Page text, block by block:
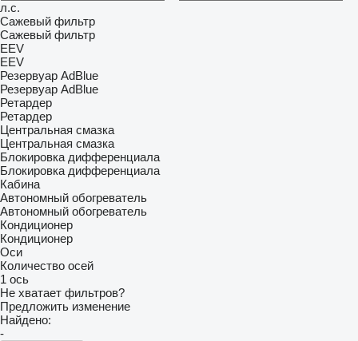
л.с.
Сажевый фильтр
Сажевый фильтр
EEV
EEV
Резервуар AdBlue
Резервуар AdBlue
Ретардер
Ретардер
Центральная смазка
Центральная смазка
Блокировка дифференциала
Блокировка дифференциала
Кабина
Автономный обогреватель
Автономный обогреватель
Кондиционер
Кондиционер
Оси
Количество осей
1 ось
Не хватает фильтров?
Предложить изменение
Найдено:
-